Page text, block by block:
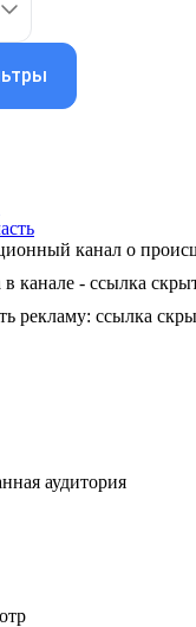
канал о
в канале - ссылка
рекламу: ссылка
аудитория